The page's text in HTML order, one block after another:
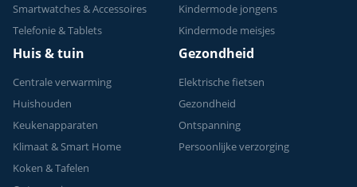
Smartwatches & Accessoires
Telefonie & Tablets
Kindermode jongens
Kindermode meisjes
Huis & tuin
Centrale verwarming
Huishouden
Keukenapparaten
Klimaat & Smart Home
Koken & Tafelen
Gezondheid
Elektrische fietsen
Gezondheid
Ontspanning
Persoonlijke verzorging